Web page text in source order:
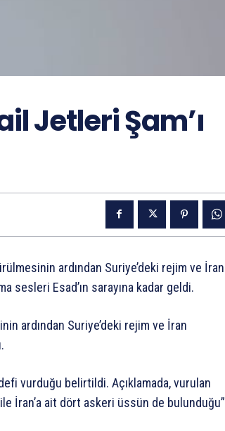
Jetleri Şam’ı
ardından Suriye’deki rejim ve İran
sesleri Esad’ın sarayına kadar geldi.
ardından Suriye’deki rejim ve İran
vurduğu belirtildi. Açıklamada, vurulan
İran’a ait dört askeri üssün de bulunduğu”